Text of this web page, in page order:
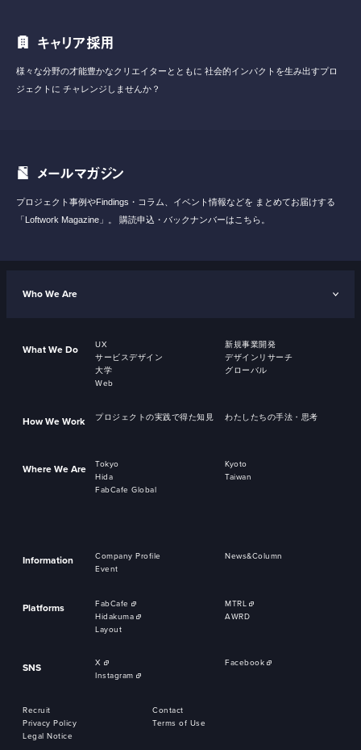
キャリア採用
様々な分野の才能豊かなクリエイターとともに 社会的インパクトを生み出すプロ
ジェクトに チャレンジしませんか？
メールマガジン
プロジェクト事例やFindings・コラム、イベント情報などを まとめてお届けする
「Loftwork Magazine」。
購読申込・バックナンバーはこちら。
Who We Are
What We Do UX
新規事業開発
サービスデザイン
デザインリサーチ
大学
グローバル
Web
How We Work プロジェクトの実践で得た知見 わたしたちの手法・思考
Where We Are Tokyo
Kyoto
Hida
Taiwan
FabCafe Global
Information Company Profile
News&Column
Event
Platforms FabCafe
MTRL
Hidakuma
AWRD
Layout
SNS X
Facebook
Instagram
Recruit
Contact
Privacy Policy
Terms of Use
Legal Notice